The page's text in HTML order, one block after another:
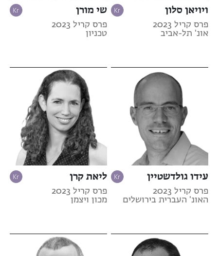
ויויאן סלון
פרס קריל 2023
אונ' תל-אביב
שי מורן
פרס קריל 2023
טכניון
עידו גולדשטיין
פרס קריל 2023
האונ' העברית בירושלים
ליאת קרן
פרס קריל 2023
מכון ויצמן